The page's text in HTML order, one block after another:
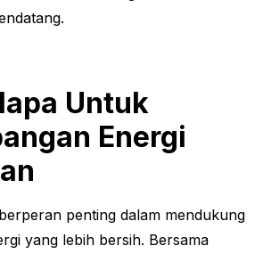
Untuk
Energi
penting dalam mendukung
yang lebih bersih. Bersama